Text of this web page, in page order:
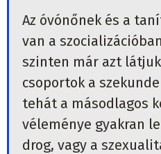
Az óvónőnek és a
van a
szinten már azt
csoportok a
tehát a másodlagos
véleménye gyakran
drog, vagy a